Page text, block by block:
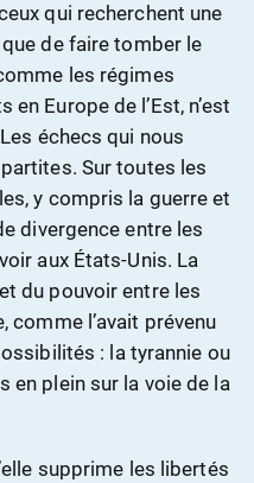
qui recherchent une
de faire tomber le
les régimes
Europe de l’Est, n’est
échecs qui nous
Sur toutes les
y compris la guerre et
divergence entre les
aux États-Unis. La
du pouvoir entre les
comme l’avait prévenu
: la tyrannie ou
en plein sur la voie de la
supprime les libertés